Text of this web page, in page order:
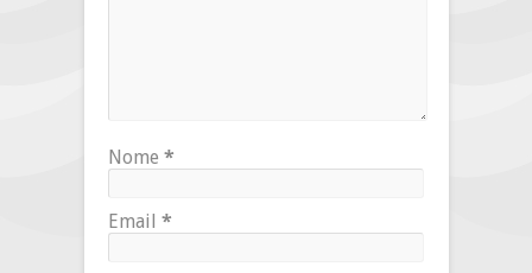
Nome *
Email *